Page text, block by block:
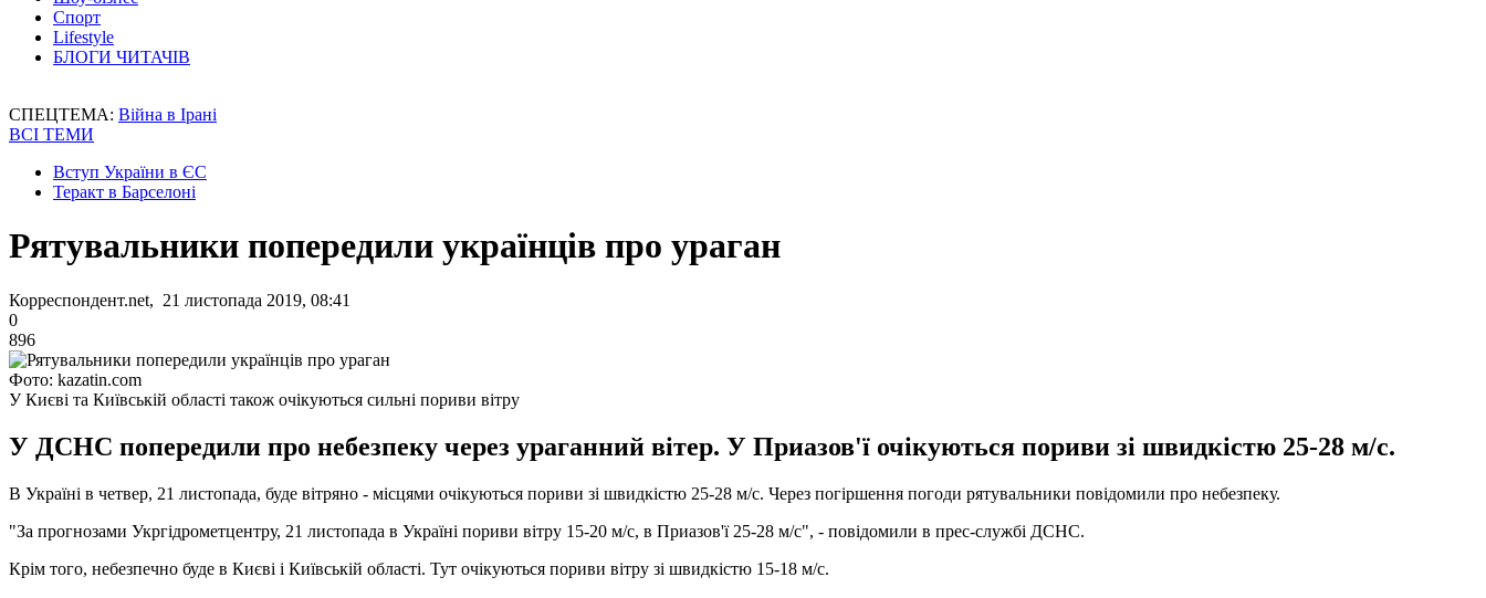
Спорт
Lifestyle
БЛОГИ ЧИТАЧІВ
СПЕЦТЕМА: Війна в Ірані
ВСІ ТЕМИ
Вступ України в ЄС
Теракт в Барселоні
Рятувальники попередили українців про ураган
Корреспондент.net, 21 листопада 2019, 08:41
0
896
Фото: kazatin.com
У Києві та Київській області також очікуються сильні пориви вітру
У ДСНС попередили про небезпеку через ураганний вітер. У Приазов'ї очікуються пориви зі швидкістю 25-28 м/с.
В Україні в четвер, 21 листопада, буде вітряно - місцями очікуються пориви зі швидкістю 25-28 м/с. Через погіршення погоди рятувальники повідомили про небезпеку.
"За прогнозами Укргідрометцентру, 21 листопада в Україні пориви вітру 15-20 м/с, в Приазов'ї 25-28 м/с", - повідомили в прес-службі ДСНС.
Крім того, небезпечно буде в Києві і Київській області. Тут очікуються пориви вітру зі швидкістю 15-18 м/с.